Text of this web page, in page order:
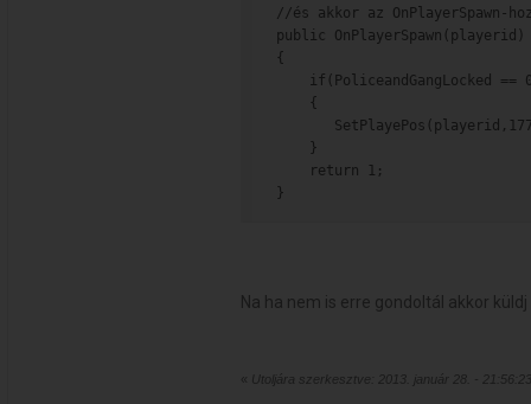
//és akkor az OnPlayerSpawn-
public OnPlayerSpawn(playerid)
{
if(PoliceandGangLocked ==
{
}
return 1;
}
Na ha nem is erre gondoltál akkor
« Utoljára szerkesztve: 2013. január 28. -